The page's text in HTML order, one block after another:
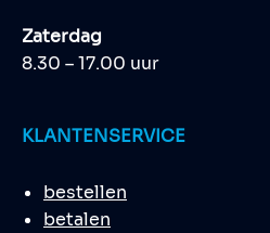
Zaterdag
8.30 – 17.00 uur
KLANTENSERVICE
bestellen
betalen